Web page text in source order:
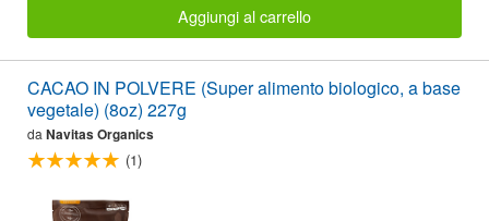
Aggiungi al carrello
CACAO IN POLVERE (Super alimento biologico, a base
vegetale) (8oz) 227g
da Navitas Organics
(1)